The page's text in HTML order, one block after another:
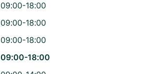
09:00-18:00
09:00-18:00
09:00-18:00
09:00-18:00